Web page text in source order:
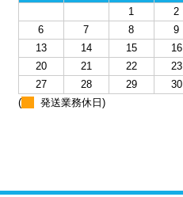
1
2
6
7 8 9
13
14 15 16
20
21 22 23
27
28 29
30
(
発送業務休日)